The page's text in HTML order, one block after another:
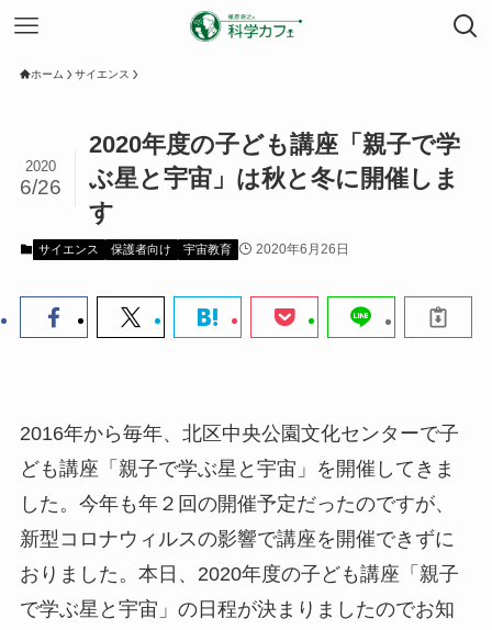
ホーム サイエンス
2020年度の子ども講座「親子で学
ぶ星と宇宙」は秋と冬に開催しま
す
2020
6/26
サイエンス 保護者向け 宇宙教育 2020年6月26日
2016年から毎年、北区中央公園文化センターで子
ども講座「親子で学ぶ星と宇宙」を開催してきま
した。今年も年２回の開催予定だったのですが、
新型コロナウィルスの影響で講座を開催できずに
おりました。本日、2020年度の子ども講座「親子
で学ぶ星と宇宙」の日程が決まりましたのでお知